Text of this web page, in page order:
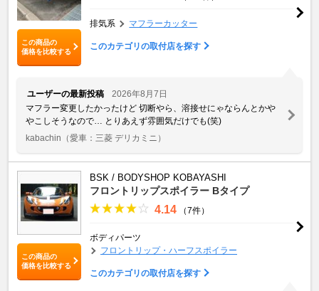
この商品の
価格を比較する
排気系 マフラーカッター
このカテゴリの取付店を探す
ユーザーの最新投稿
2026年8月7日
マフラー変更したかったけど 切断やら、溶接せにゃならんとかや
やこしそうなので… とりあえず雰囲気だけでも(笑)
kabachin （愛車：三菱 デリカミニ）
この商品の
価格を比較する
BSK / BODYSHOP KOBAYASHI
フロントリップスポイラー Bタイプ
4.14 （7件）
ボディパーツ
フロントリップ・ハーフスポイラー
このカテゴリの取付店を探す